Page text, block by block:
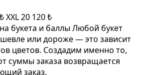
XXL20 120 ₺
букета и баллыЛюбой букет
или дороже — это зависит
цветов. Создадим именно то,
суммы заказа возвращается
заказ.